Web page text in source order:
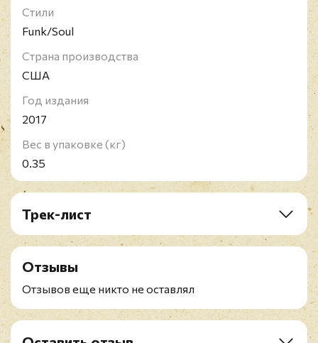
Стили
Funk/Soul
Страна производства
США
Год издания
2017
Вес в упаковке (кг)
0.35
Трек-лист
A1. Son Of The Deacon
A2. I Feel Good
A3. Close To Him
A4. The Ghetto
A6. It's You (You're The One)
B1. Call On Him
Отзывы
Отзывов еще никто не оставлял